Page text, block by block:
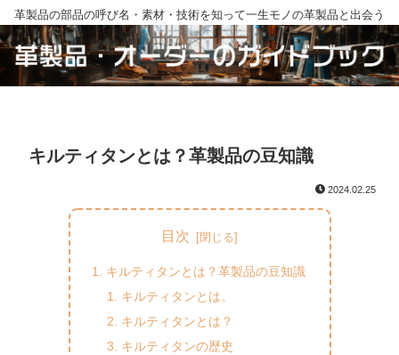
革製品の部品の呼び名・素材・技術を知って一生モノの革製品と出会う
キルティタンとは？革製品の豆知識
2024.02.25
目次
キルティタンとは？革製品の豆知識
キルティタンとは。
キルティタンとは？
キルティタンの歴史